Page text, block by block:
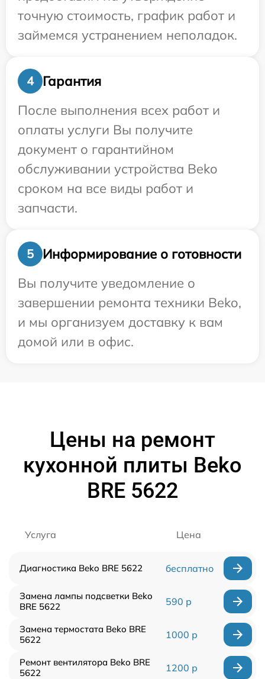
точную стоимость, график работ и
займемся устранением неполадок.
4
Гарантия
После выполнения всех работ и
оплаты услуги Вы получите
документ о гарантийном
обслуживании устройства Beko
сроком на все виды работ и
запчасти.
5
Информирование о готовности
Вы получите уведомление о
завершении ремонта техники Beko,
и мы организуем доставку к вам
домой или в офис.
Цены на ремонт
кухонной плиты Beko
BRE 5622
Услуга Цена
Диагностика Beko BRE 5622 бесплатно
Замена лампы подсветки Beko
BRE 5622
590 р
Замена термостата Beko BRE
5622
1000 р
Ремонт вентилятора Beko BRE
5622
1200 р